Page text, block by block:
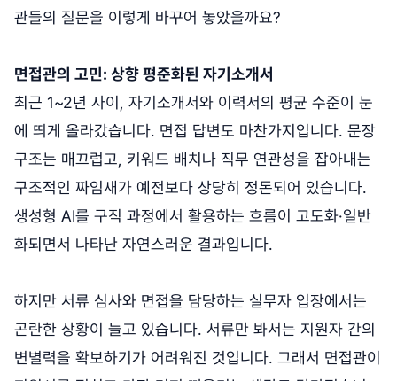
관들의 질문을 이렇게 바꾸어 놓았을까요?
면접관의 고민: 상향 평준화된 자기소개서
최근 1~2년 사이, 자기소개서와 이력서의 평균 수준이 눈
에 띄게 올라갔습니다. 면접 답변도 마찬가지입니다. 문장
구조는 매끄럽고, 키워드 배치나 직무 연관성을 잡아내는
구조적인 짜임새가 예전보다 상당히 정돈되어 있습니다.
생성형 AI를 구직 과정에서 활용하는 흐름이 고도화·일반
화되면서 나타난 자연스러운 결과입니다.
하지만 서류 심사와 면접을 담당하는 실무자 입장에서는
곤란한 상황이 늘고 있습니다. 서류만 봐서는 지원자 간의
변별력을 확보하기가 어려워진 것입니다. 그래서 면접관이